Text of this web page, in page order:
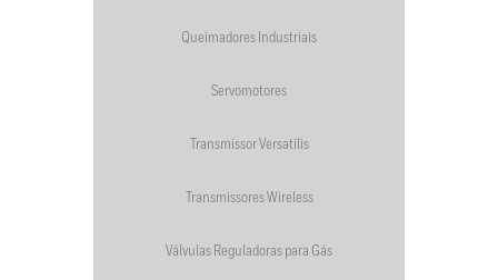
Queimadores Industriais
Servomotores
Transmissor Versatilis
Transmissores Wireless
Válvulas Reguladoras para Gás